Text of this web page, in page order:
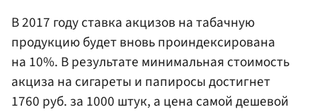
В 2017 году ставка акцизов на табачную
продукцию будет вновь проиндексирована
на 10%. В результате минимальная стоимость
акциза на сигареты и папиросы достигнет
1760 руб. за 1000 штук, а цена самой дешевой